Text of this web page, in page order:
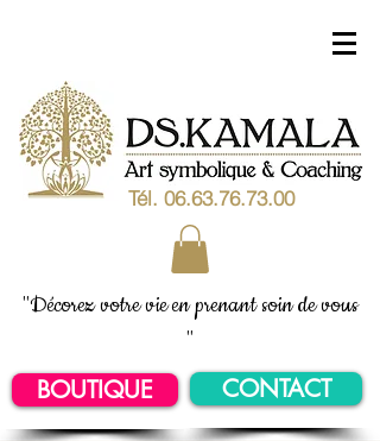
Tél. 06.63.76.73.00
"Décorez votre vie en prenant soin de vous
"
BOUTIQUE CONTACT